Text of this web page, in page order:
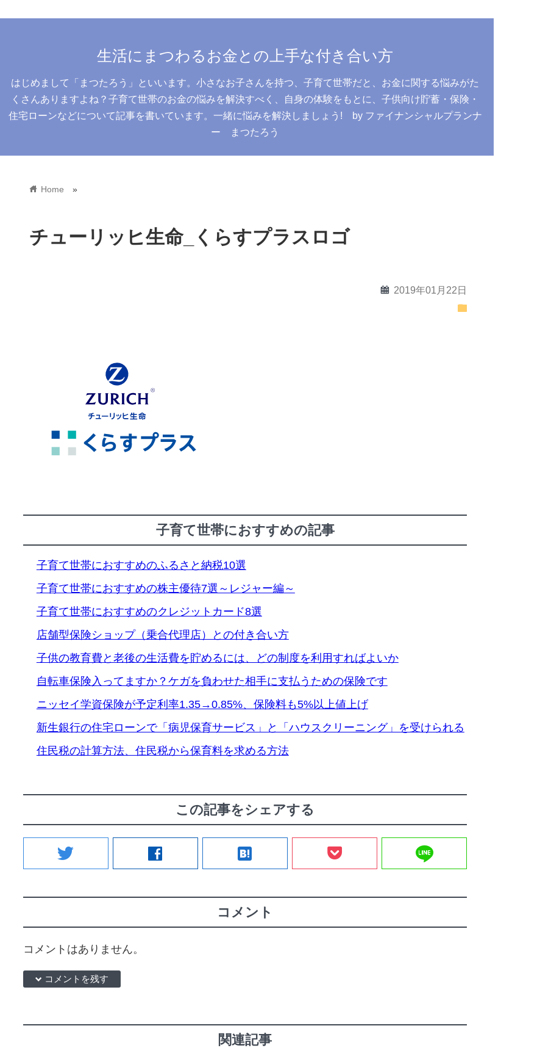
生活にまつわるお金との上手な付き合い方
はじめまして「まつたろう」といいます。小さなお子さんを持つ、子育て世帯だと、お金に関する悩みがた
くさんありますよね？子育て世帯のお金の悩みを解決すべく、自身の体験をもとに、子供向け貯蓄・保険・
住宅ローンなどについて記事を書いています。一緒に悩みを解決しましょう! by ファイナンシャルプランナ
ー まつたろう
home Home »
チューリッヒ生命_くらすプラスロゴ
calendar 2019年01月22日
folder
子育て世帯におすすめの記事
子育て世帯におすすめのふるさと納税10選
子育て世帯におすすめの株主優待7選～レジャー編～
子育て世帯におすすめのクレジットカード8選
店舗型保険ショップ（乗合代理店）との付き合い方
子供の教育費と老後の生活費を貯めるには、どの制度を利用すればよいか
自転車保険入ってますか？ケガを負わせた相手に支払うための保険です
ニッセイ学資保険が予定利率1.35→0.85%、保険料も5%以上値上げ
新生銀行の住宅ローンで「病児保育サービス」と「ハウスクリーニング」を受けられる
住民税の計算方法、住民税から保育料を求める方法
この記事をシェアする
twitter facebook hatenabookmark line
コメント
コメントはありません。
down コメントを残す
関連記事